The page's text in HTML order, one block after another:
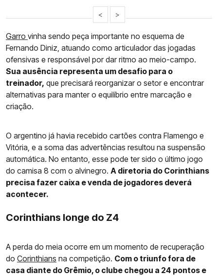
< >
Garro vinha sendo peça importante no esquema de
Fernando Diniz, atuando como articulador das jogadas
ofensivas e responsável por dar ritmo ao meio-campo.
Sua ausência representa um desafio para o
treinador, que precisará reorganizar o setor e encontrar
alternativas para manter o equilíbrio entre marcação e
criação.
O argentino já havia recebido cartões contra Flamengo e
Vitória, e a soma das advertências resultou na suspensão
automática. No entanto, esse pode ter sido o último jogo
do camisa 8 com o alvinegro. A diretoria do Corinthians
precisa fazer caixa e venda de jogadores deverá
acontecer.
Corinthians longe do Z4
A perda do meia ocorre em um momento de recuperação
do Corinthians na competição. Com o triunfo fora de
casa diante do Grêmio, o clube chegou a 24 pontos e